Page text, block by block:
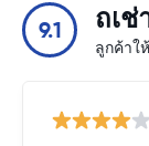
9.1 ถเช่
ลูกค้าใ